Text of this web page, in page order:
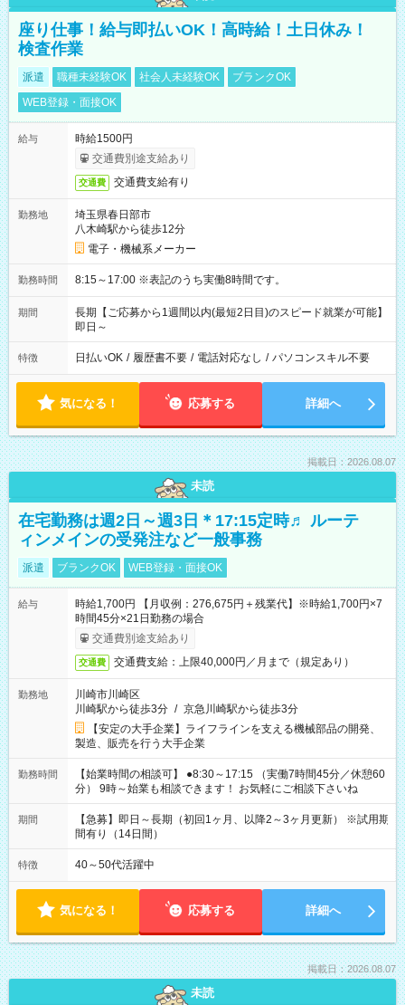
座り仕事！給与即払いOK！高時給！土日休み！
検査作業
派遣 職種未経験OK 社会人未経験OK
ブランクOK
WEB登録・面接OK
給与
時給1500円
交通費別途支給あり
交通費 交通費支給有り
勤務地
埼玉県春日部市
八木崎駅から徒歩12分
電子・機械系メーカー
勤務時間 8:15～17:00 ※表記のうち実働8時間です。
期間
長期【ご応募から1週間以内(最短2日目)のスピード就業が可能】
即日～
特徴 日払いOK / 履歴書不要 / 電話対応なし / パソコンスキル不要
気になる！ 応募する 詳細へ
掲載日：2026.08.07
未読
在宅勤務は週2日～週3日＊17:15定時♬ ルーテ
ィンメインの受発注など一般事務
派遣 ブランクOK WEB登録・面接OK
給与
時給1,700円 【月収例：276,675円＋残業代】※時給1,700円×7
時間45分×21日勤務の場合
交通費別途支給あり
交通費 交通費支給：上限40,000円／月まで（規定あり）
勤務地
川崎市川崎区
川崎駅から徒歩3分 / 京急川崎駅から徒歩3分
【安定の大手企業】ライフラインを支える機械部品の開発、
製造、販売を行う大手企業
勤務時間
【始業時間の相談可】 ●8:30～17:15 （実働7時間45分／休憩60
分） 9時～始業も相談できます！ お気軽にご相談下さいね
期間
【急募】即日～長期（初回1ヶ月、以降2～3ヶ月更新） ※試用期
間有り（14日間）
特徴 40～50代活躍中
気になる！ 応募する 詳細へ
掲載日：2026.08.07
未読